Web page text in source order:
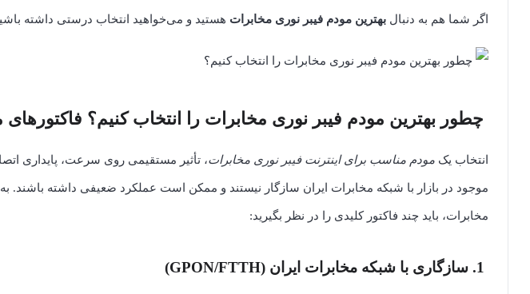
اگر شما هم به دنبال بهترین مودم فیبر نوری مخابرات هستید و می‌خواهید انتخاب درستی داشته
چطور بهترین مودم فیبر نوری مخابرات را انتخاب کنیم؟ فاکتورهای
انتخاب یک مودم مناسب برای اینترنت فیبر نوری مخابرات، تأثیر مستقیمی روی سرعت، پایداری
موجود در بازار با شبکه مخابرات ایران سازگار نیستند و ممکن است عملکرد ضعیفی داشته باشند.
مخابرات، باید چند فاکتور کلیدی را در نظر بگیرید: